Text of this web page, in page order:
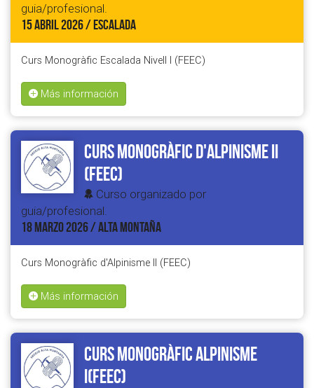
guia/profesional.
15 ABRIL 2026 / ESCALADA
Curs Monogràfic Escalada Nivell I (FEEC)
Más información
Curs Monogràfic d'Alpinisme II
(FEEC)
Curso organizado por
guia/profesional.
18 MARZO 2026 / ALTA MONTAÑA
Curs Monogràfic d'Alpinisme II (FEEC)
Más información
Curs Monogràfic Alpinisme
I(FEEC)